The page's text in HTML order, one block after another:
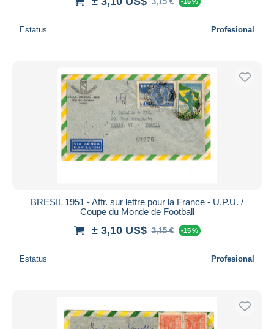
Estatus Profesional
BRESIL 1951 - Affr. sur lettre pour la France - U.P.U. /
Coupe du Monde de Football
± 3,10 US$ 3,15 € -15 %
Estatus Profesional